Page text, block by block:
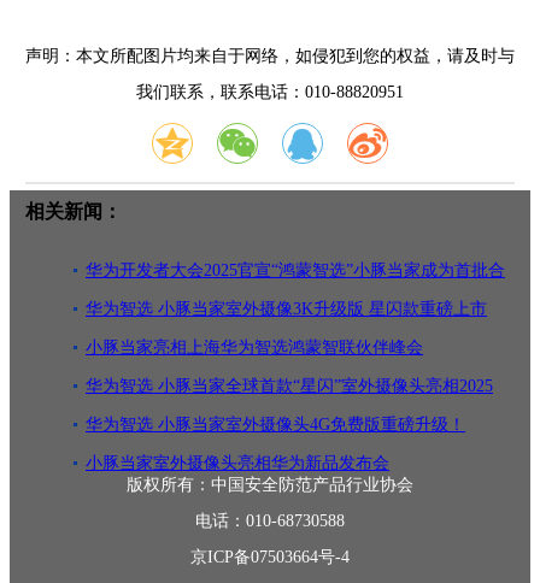
声明：本文所配图片均来自于网络，如侵犯到您的权益，请及时与
我们联系，联系电话：010-88820951
相关新闻：
华为开发者大会2025官宣“鸿蒙智选”小豚当家成为首批合
作伙伴
华为智选 小豚当家室外摄像3K升级版 星闪款重磅上市
小豚当家亮相上海华为智选鸿蒙智联伙伴峰会
华为智选 小豚当家全球首款“星闪”室外摄像头亮相2025
国际星闪
华为智选 小豚当家室外摄像头4G免费版重磅升级！
小豚当家室外摄像头亮相华为新品发布会
版权所有：中国安全防范产品行业协会
电话：010-68730588
京ICP备07503664号-4